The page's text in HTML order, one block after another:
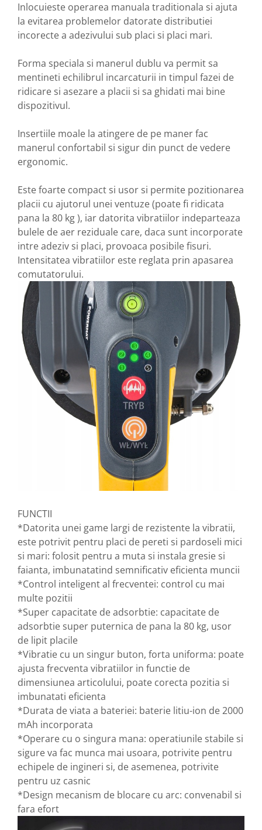
Inlocuieste operarea manuala traditionala si ajuta
la evitarea problemelor datorate distributiei
incorecte a adezivului sub placi si placi mari.
Forma speciala si manerul dublu va permit sa
mentineti echilibrul incarcaturii in timpul fazei de
ridicare si asezare a placii si sa ghidati mai bine
dispozitivul.
Insertiile moale la atingere de pe maner fac
manerul confortabil si sigur din punct de vedere
ergonomic.
Este foarte compact si usor si permite pozitionarea
placii cu ajutorul unei ventuze (poate fi ridicata
pana la 80 kg ), iar datorita vibratiilor indeparteaza
bulele de aer reziduale care, daca sunt incorporate
intre adeziv si placi, provoaca posibile fisuri.
Intensitatea vibratiilor este reglata prin apasarea
comutatorului.
FUNCTII
*Datorita unei game largi de rezistente la vibratii,
este potrivit pentru placi de pereti si pardoseli mici
si mari: folosit pentru a muta si instala gresie si
faianta, imbunatatind semnificativ eficienta muncii
*Control inteligent al frecventei: control cu ​​mai
multe pozitii
*Super capacitate de adsorbtie: capacitate de
adsorbtie super puternica de pana la 80 kg, usor
de lipit placile
*Vibratie cu un singur buton, forta uniforma: poate
ajusta frecventa vibratiilor in functie de
dimensiunea articolului, poate corecta pozitia si
imbunatati eficienta
*Durata de viata a bateriei: baterie litiu-ion de 2000
mAh incorporata
*Operare cu o singura mana: operatiunile stabile si
sigure va fac munca mai usoara, potrivite pentru
echipele de ingineri si, de asemenea, potrivite
pentru uz casnic
*Design mecanism de blocare cu arc: convenabil si
fara efort